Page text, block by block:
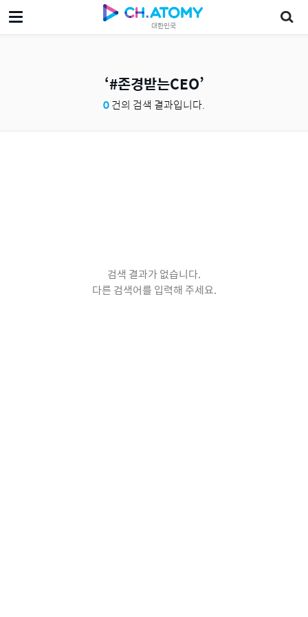
대한민국
#존경받는CEO
0건의 검색 결과입니다.
검색 결과가 없습니다.
다른 검색어를 입력해 주세요.